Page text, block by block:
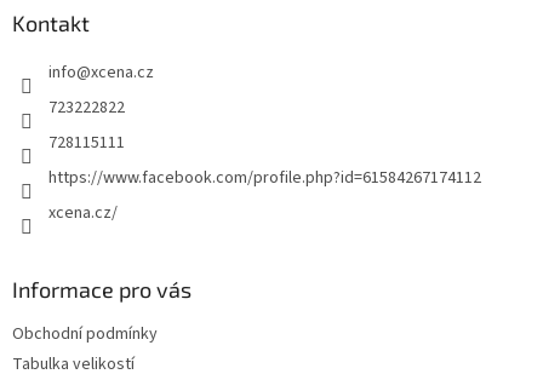
Kontakt
info@xcena.cz
723222822
728115111
https://www.facebook.com/profile.php?id=61584267174112
xcena.cz/
Informace pro vás
Obchodní podmínky
Tabulka velikostí